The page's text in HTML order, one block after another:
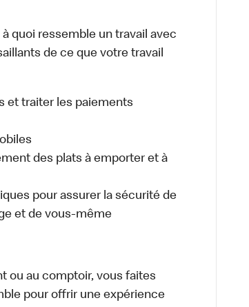
quoi ressemble un travail avec
de ce que votre travail
et traiter les paiements
des plats à emporter et à
pour assurer la sécurité de
et de vous-même
ou au comptoir, vous faites
pour offrir une expérience